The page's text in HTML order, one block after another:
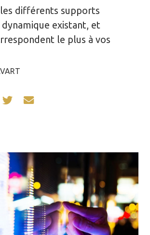
différents supports
existant, et
le plus à vos